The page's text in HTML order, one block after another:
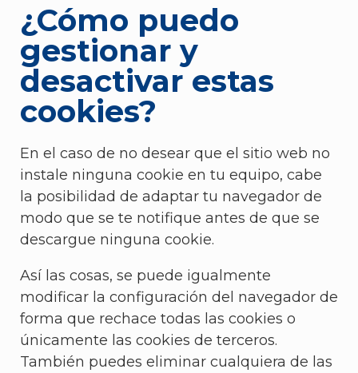
¿Cómo puedo
gestionar y
desactivar estas
cookies?
En el caso de no desear que el sitio web no
instale ninguna cookie en tu equipo, cabe
la posibilidad de adaptar tu navegador de
modo que se te notifique antes de que se
descargue ninguna cookie.
Así las cosas, se puede igualmente
modificar la configuración del navegador de
forma que rechace todas las cookies o
únicamente las cookies de terceros.
También puedes eliminar cualquiera de las